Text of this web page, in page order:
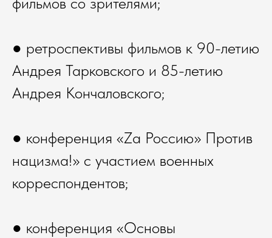
● ретроспективы фильмов к 90-летию
Андрея Тарковского и 85-летию
Андрея Кончаловского;
● конференция «Zа Россию» Против
нацизма!» с участием военных
корреспондентов;
● конференция «Основы